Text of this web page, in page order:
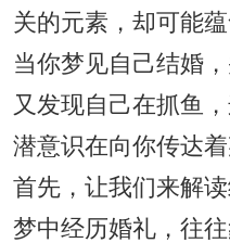
关的元素，却可能
当你梦见自己结婚
又发现自己在抓鱼
潜意识在向你传达着
首先，让我们来解
梦中经历婚礼，往